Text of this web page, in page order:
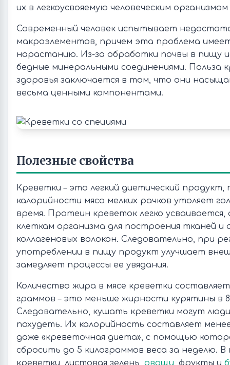
их в легкоусвояемую человеческим
Современный человек испытывает
макроэлементов, причем эта проблема
нарастанию. Из-за обработки почвы в пищу
бедные минеральными соединениями. Польза
здоровья заключается в том, что они
весьма ценными компонентами.
Полезные свойства
Креветки – это легкий диетический продукт,
калорийности мясо мелких рачков утоляет
время. Протеин креветок легко усваивается,
клеткам организма для построения тканей и
коллагеновых волокон. Следовательно, при
употреблении в пищу продукт улучшает
замедляет процессы ее увядания.
Количество жира в мясе креветки составляет
граммов – это меньше жирности курятины в
Следовательно, кушать креветки могут
похудеть. Их калорийность составляет
даже «креветочная диета», с помощью
сбросить до 5 килограммов веса за неделю.
креветки, листовая зелень, овощи, фрукты и